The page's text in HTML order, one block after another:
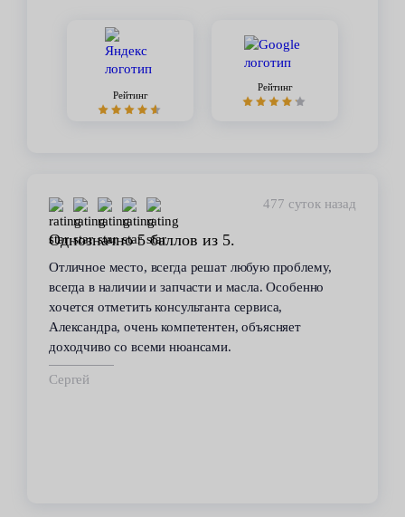
Рейтинг
Рейтинг
477 суток назад
Однозначно 5 баллов из 5.
Отличное место, всегда решат любую проблему,
всегда в наличии и запчасти и масла. Особенно
хочется отметить консультанта сервиса,
Александра, очень компетентен, объясняет
доходчиво со всеми нюансами.
Сергей